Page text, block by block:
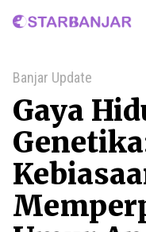
Home
Banjar Update
Gaya